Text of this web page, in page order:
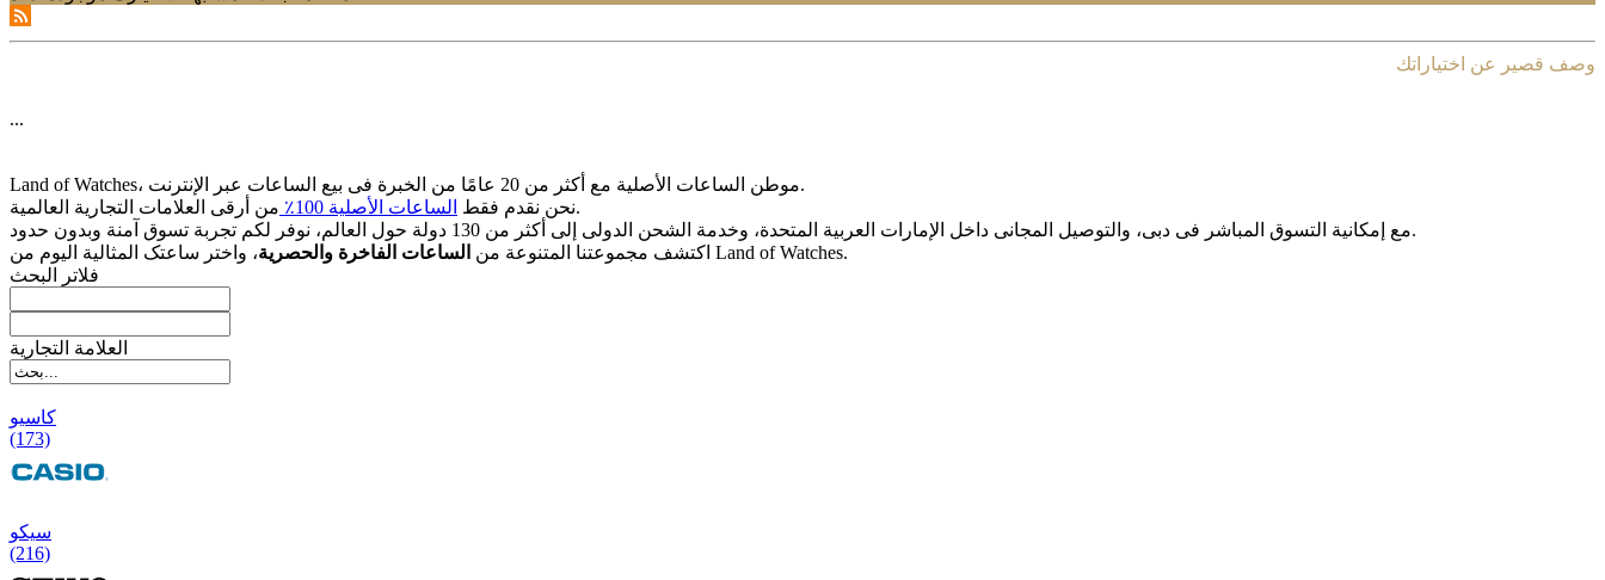
وصف قصير عن اختياراتك
...
Land of Watches، موطن الساعات الأصلیة مع أکثر من 20 عامًا من الخبرة فی بیع الساعات عبر الإنترنت.
نحن نقدم فقط الساعات الأصلیة 100٪
من أرقى العلامات التجاریة العالمیة.
مع إمکانیة التسوق المباشر فی دبی، والتوصیل المجانی داخل الإمارات العربیة المتحدة، وخدمة الشحن الدولی إلى أکثر من 130 دولة حول العالم، نوفر لکم تجربة تسوق آمنة وبدون حدود.
اکتشف مجموعتنا المتنوعة من الساعات الفاخرة والحصریة
، واختر ساعتک المثالیة الیوم من Land of Watches.
فلاتر البحث
العلامة التجارية
کاسیو
(173)
سیکو
(216)